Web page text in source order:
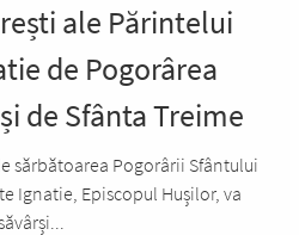
ale Părintelui
de Pogorârea
de Sfânta Treime
sărbătoarea Pogorârii Sfântului
Ignatie, Episcopul Hușilor, va